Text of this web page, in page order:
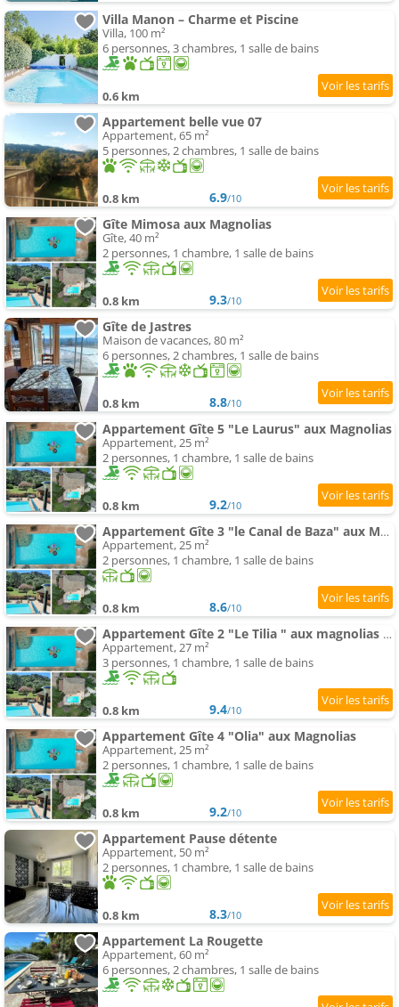
Villa Manon – Charme et Piscine
Villa, 100 m²
6 personnes, 3 chambres, 1 salle de bains
0.6 km
Appartement belle vue 07
Appartement, 65 m²
5 personnes, 2 chambres, 1 salle de bains
0.8 km 6.9/10
Gîte Mimosa aux Magnolias
Gîte, 40 m²
2 personnes, 1 chambre, 1 salle de bains
0.8 km 9.3/10
Gîte de Jastres
Maison de vacances, 80 m²
6 personnes, 2 chambres, 1 salle de bains
0.8 km 8.8/10
Appartement Gîte 5 "Le Laurus" aux Magnolias
Appartement, 25 m²
2 personnes, 1 chambre, 1 salle de bains
0.8 km 9.2/10
Appartement Gîte 3 "le Canal de Baza" aux Magnolias
Appartement, 25 m²
2 personnes, 1 chambre, 1 salle de bains
0.8 km 8.6/10
Appartement Gîte 2 "Le Tilia " aux magnolias 3 étoiles
Appartement, 27 m²
3 personnes, 1 chambre, 1 salle de bains
0.8 km 9.4/10
Appartement Gîte 4 "Olia" aux Magnolias
Appartement, 25 m²
2 personnes, 1 chambre, 1 salle de bains
0.8 km 9.2/10
Appartement Pause détente
Appartement, 50 m²
2 personnes, 1 chambre, 1 salle de bains
0.8 km 8.3/10
Appartement La Rougette
Appartement, 60 m²
6 personnes, 2 chambres, 1 salle de bains